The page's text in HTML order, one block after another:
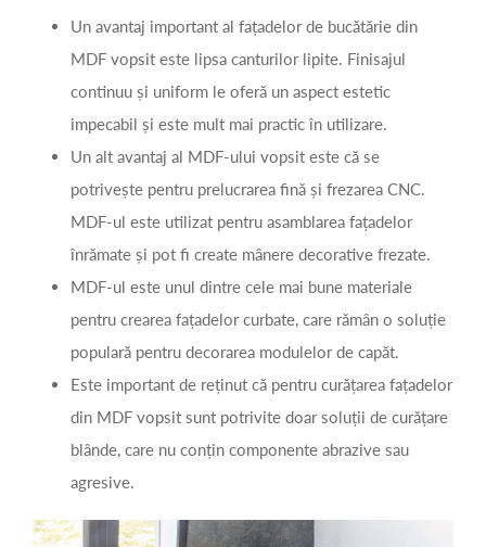
Un avantaj important al fațadelor de bucătărie din
MDF vopsit este lipsa canturilor lipite. Finisajul
continuu și uniform le oferă un aspect estetic
impecabil și este mult mai practic în utilizare.
Un alt avantaj al MDF-ului vopsit este că se
potrivește pentru prelucrarea fină și frezarea CNC.
MDF-ul este utilizat pentru asamblarea fațadelor
înrămate și pot fi create mânere decorative frezate.
MDF-ul este unul dintre cele mai bune materiale
pentru crearea fațadelor curbate, care rămân o soluție
populară pentru decorarea modulelor de capăt.
Este important de reținut că pentru curățarea fațadelor
din MDF vopsit sunt potrivite doar soluții de curățare
blânde, care nu conțin componente abrazive sau
agresive.